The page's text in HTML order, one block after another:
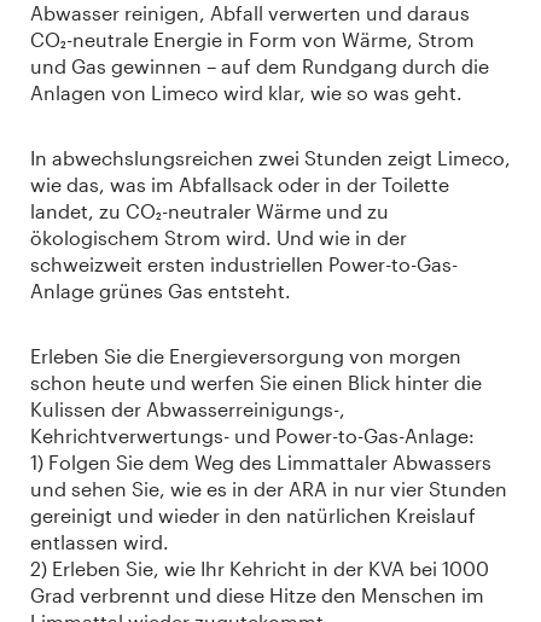
Abwasser reinigen, Abfall verwerten und daraus
CO₂-neutrale Energie in Form von Wärme, Strom
und Gas gewinnen – auf dem Rundgang durch die
Anlagen von Limeco wird klar, wie so was geht.
In abwechslungsreichen zwei Stunden zeigt Limeco,
wie das, was im Abfallsack oder in der Toilette
landet, zu CO₂-neutraler Wärme und zu
ökologischem Strom wird. Und wie in der
schweizweit ersten industriellen Power-to-Gas-
Anlage grünes Gas entsteht.
Erleben Sie die Energieversorgung von morgen
schon heute und werfen Sie einen Blick hinter die
Kulissen der Abwasserreinigungs-,
Kehrichtverwertungs- und Power-to-Gas-Anlage:
1) Folgen Sie dem Weg des Limmattaler Abwassers
und sehen Sie, wie es in der ARA in nur vier Stunden
gereinigt und wieder in den natürlichen Kreislauf
entlassen wird.
2) Erleben Sie, wie Ihr Kehricht in der KVA bei 1000
Grad verbrennt und diese Hitze den Menschen im